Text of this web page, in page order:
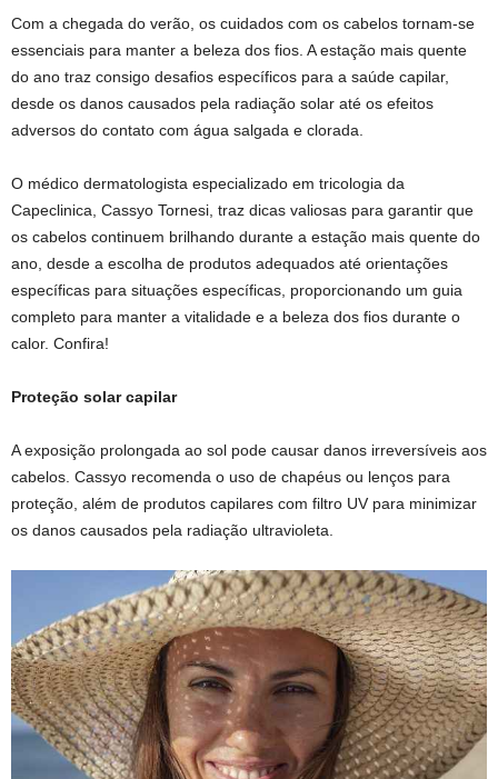
Com a chegada do verão, os cuidados com os cabelos tornam-se
essenciais para manter a beleza dos fios. A estação mais quente
do ano traz consigo desafios específicos para a saúde capilar,
desde os danos causados pela radiação solar até os efeitos
adversos do contato com água salgada e clorada.
O médico dermatologista especializado em tricologia da
Capeclinica, Cassyo Tornesi, traz dicas valiosas para garantir que
os cabelos continuem brilhando durante a estação mais quente do
ano, desde a escolha de produtos adequados até orientações
específicas para situações específicas, proporcionando um guia
completo para manter a vitalidade e a beleza dos fios durante o
calor. Confira!
Proteção solar capilar
A exposição prolongada ao sol pode causar danos irreversíveis aos
cabelos. Cassyo recomenda o uso de chapéus ou lenços para
proteção, além de produtos capilares com filtro UV para minimizar
os danos causados pela radiação ultravioleta.